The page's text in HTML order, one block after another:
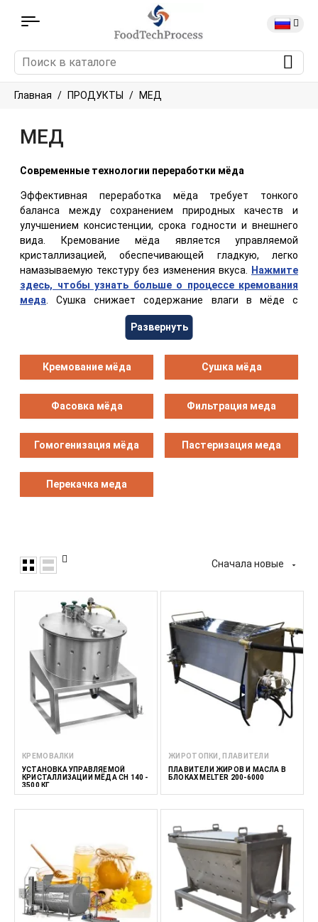
Главная ПРОДУКТЫ МЕД
МЕД
Современные технологии переработки мёда
Эффективная переработка мёда требует тонкого
баланса между сохранением природных качеств и
улучшением консистенции, срока годности и внешнего
вида. Кремование мёда является управляемой
кристаллизацией, обеспечивающей гладкую, легко
намазываемую текстуру без изменения вкуса.
Нажмите
здесь, чтобы узнать больше о процессе кремования
меда . Сушка снижает содержание влаги в мёде с
высокой влажностью, предотвращая ферментацию и
ухудшение текстуры. Фильтрация удаляет частицы воска
Для достижения однородности текстуры и качества
мёдов. Пастеризация, при необходимости, бережно
удаляет дрожжи и микробные загрязнения, не ухудшая
Насосы используются для перекачки вязкого мёда без
образования пены и повреждения, а современные
системы розлива обеспечивают точную и гигиеничную
дозировку в розничную тару.
Развернуть
Кремование мёда Сушка мёда
Фасовка мёда Фильтрация меда
Гомогенизация мёда Пастеризация меда
Перекачка меда
Сначала новые 
КРЕМОВАЛКИ
УСТАНОВКА УПРАВЛЯЕМОЙ
КРИСТАЛЛИЗАЦИИ МЁДА CH 140 -
3500 КГ
ЖИРОТОПКИ, ПЛАВИТЕЛИ
ПЛАВИТЕЛИ ЖИРОВ И МАСЛА В
БЛОКАХ MELTER 200-6000